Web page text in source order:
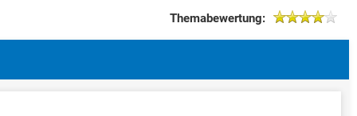
Themabewertung: